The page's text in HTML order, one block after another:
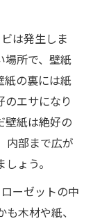
は発生しま
場所で、壁紙
紙の裏には紙
のエサになり
壁紙は絶好の
内部まで広が
ょう。
ーゼットの中
木材や紙、